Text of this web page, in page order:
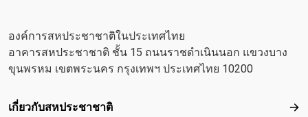
องค์การสหประชาชาติในประเทศไทย
อาคารสหประชาชาติ ชั้น 15 ถนนราชดำเนินนอก แขวงบาง
ขุนพรหม เขตพระนคร กรุงเทพฯ ประเทศไทย 10200
Footer menu
เกี่ยวกับสหประชาชาติ เกี่